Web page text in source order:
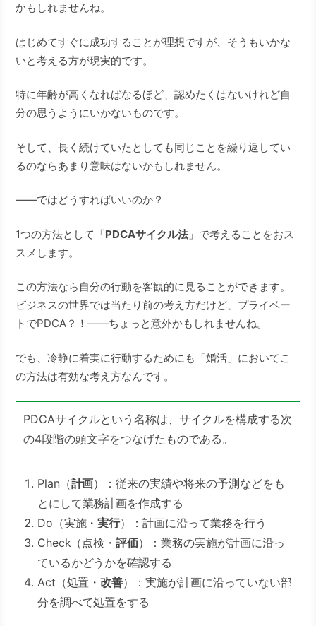
かもしれませんね。
はじめてすぐに成功することが理想ですが、そうもいかな
いと考える方が現実的です。
特に年齢が高くなればなるほど、認めたくはないけれど自
分の思うようにいかないものです。
そして、長く続けていたとしても同じことを繰り返してい
るのならあまり意味はないかもしれません。
――ではどうすればいいのか？
1つの方法として「PDCAサイクル法」で考えることをおス
スメします。
この方法なら自分の行動を客観的に見ることができます。
ビジネスの世界では当たり前の考え方だけど、プライベー
トでPDCA？！――ちょっと意外かもしれませんね。
でも、冷静に着実に行動するためにも「婚活」においてこ
の方法は有効な考え方なんです。
PDCAサイクルという名称は、サイクルを構成する次
の4段階の頭文字をつなげたものである。
Plan（計画）：従来の実績や将来の予測などをも
とにして業務計画を作成する
Do（実施・実行）：計画に沿って業務を行う
Check（点検・評価）：業務の実施が計画に沿っ
ているかどうかを確認する
Act（処置・改善）：実施が計画に沿っていない部
分を調べて処置をする